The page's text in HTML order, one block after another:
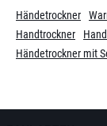
Händetrockner
Handtrockner
Händetrockner mit